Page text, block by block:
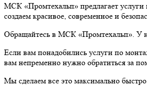
МСК «Промтехальп» предлагает
создаем красивое, современное и
Обращайтесь в МСК «Промтехальп». У
Если вам понадобились услуги по
вам непременно нужно обратиться за
Мы сделаем все это максимально